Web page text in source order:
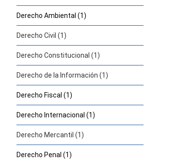
Derecho Ambiental (1)
Derecho Civil (1)
Derecho Constitucional (1)
Derecho de la Información (1)
Derecho Fiscal (1)
Derecho Internacional (1)
Derecho Mercantil (1)
Derecho Penal (1)